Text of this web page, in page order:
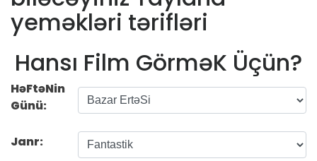
yeməkləri tərifləri
Hansı Film GörməK Üçün?
HəFtəNin
Günü:
Janr: